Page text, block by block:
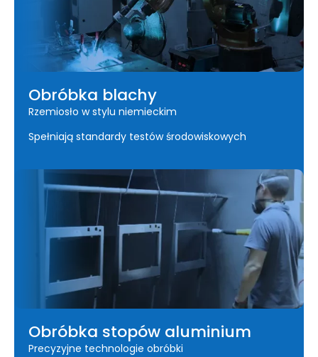
Obróbka blachy
Rzemiosło w stylu niemieckim
Spełniają standardy testów środowiskowych
Obróbka stopów aluminium
Precyzyjne technologie obróbki